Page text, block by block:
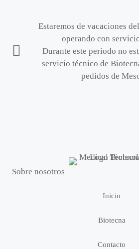
Estaremos de vacaciones
operando con
Durante este periodo no
servicio técnico de
pedidos de
Sobre nosotros
Inicio
Biotecna
Contacto